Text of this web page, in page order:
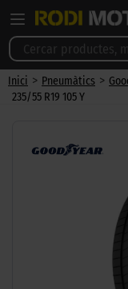
Inici > Pneumàtics >
235/55 R19 105 Y